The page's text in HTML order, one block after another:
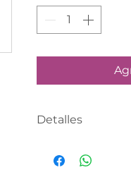
Detalles
SIGUIENTE DÍA